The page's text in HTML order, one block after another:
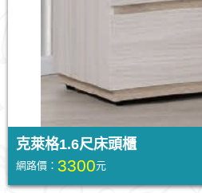
克萊格1.6尺床頭櫃
網路價： 3300元